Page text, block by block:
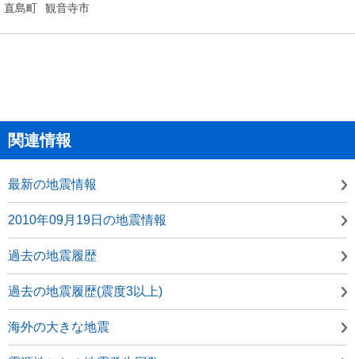
直島町 観音寺市
関連情報
最新の地震情報
2010年09月19日の地震情報
過去の地震履歴
過去の地震履歴(震度3以上)
海外の大きな地震